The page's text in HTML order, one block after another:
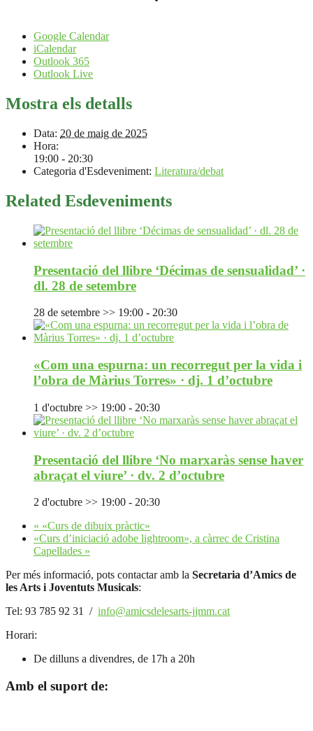
Google Calendar
iCalendar
Outlook 365
Outlook Live
Mostra els detalls
Data: 20 de maig de 2025
Hora:
19:00 - 20:30
Categoria d'Esdeveniment: Literatura/debat
Related Esdeveniments
Presentació del llibre ‘Décimas de sensualidad’ ·
dl. 28 de setembre
28 de setembre >> 19:00 - 20:30
«Com una espurna: un recorregut per la vida i
l’obra de Màrius Torres» · dj. 1 d’octubre
1 d'octubre >> 19:00 - 20:30
Presentació del llibre ‘No marxaràs sense haver
abraçat el viure’ · dv. 2 d’octubre
2 d'octubre >> 19:00 - 20:30
« «Curs de dibuix pràctic»
«Curs d’iniciació adobe lightroom», a càrrec de Cristina
Capellades »
Per més informació, pots contactar amb la Secretaria d’Amics de
les Arts i Joventuts Musicals:
Tel: 93 785 92 31 / info@amicsdelesarts-jjmm.cat
Horari:
De dilluns a divendres, de 17h a 20h
Amb el suport de: